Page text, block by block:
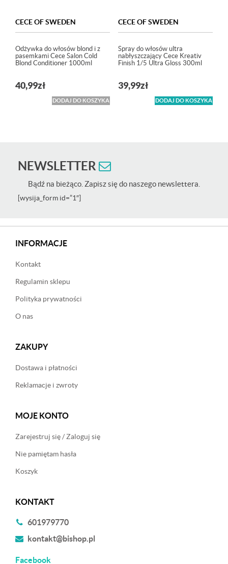
CECE OF SWEDEN
Odżywka do włosów blond i z
pasemkami Cece Salon Cold
Blond Conditioner 1000ml
40,99zł
DODAJ DO KOSZYKA
CECE OF SWEDEN
Spray do włosów ultra
nabłyszczający Cece Kreativ
Finish 1/5 Ultra Gloss 300ml
39,99zł
DODAJ DO KOSZYKA
NEWSLETTER
Bądź na bieżąco. Zapisz się do naszego newslettera.
[wysija_form id=”1″]
INFORMACJE
Kontakt
Regulamin sklepu
Polityka prywatności
O nas
ZAKUPY
Dostawa i płatności
Reklamacje i zwroty
MOJE KONTO
Zarejestruj się / Zaloguj się
Nie pamiętam hasła
Koszyk
KONTAKT
601979770
kontakt@bishop.pl
Facebook